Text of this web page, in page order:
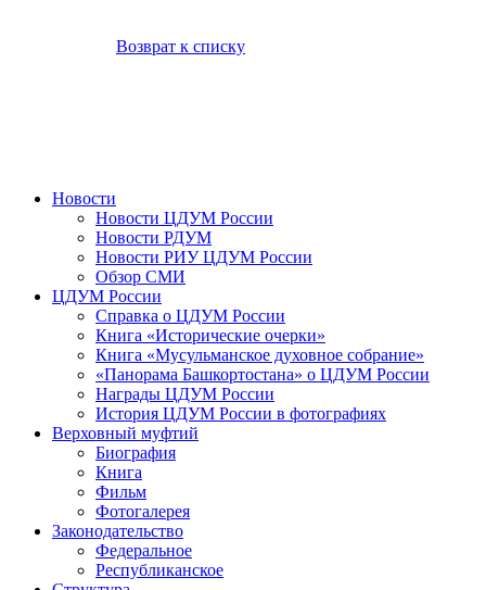
Возврат к списку
Новости
Новости ЦДУМ России
Новости РДУМ
Новости РИУ ЦДУМ России
Обзор СМИ
ЦДУМ России
Справка о ЦДУМ России
Книга «Исторические очерки»
Книга «Мусульманское духовное собрание»
«Панорама Башкортостана» о ЦДУМ России
Награды ЦДУМ России
История ЦДУМ России в фотографиях
Верховный муфтий
Биография
Книга
Фильм
Фотогалерея
Законодательство
Федеральное
Республиканское